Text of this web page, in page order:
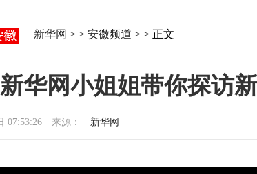
新华网 > > 安徽频道 > > 正文
华网小姐姐带你探访
07:53:26 来源： 新华网